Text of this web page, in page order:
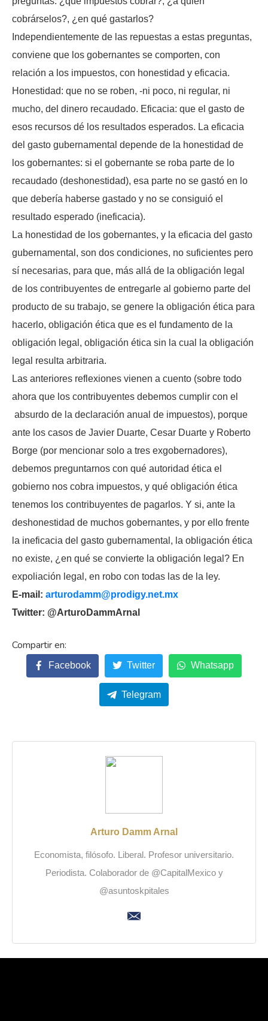
cobrárselos?, ¿en qué gastarlos?
Independientemente de las repuestas a estas preguntas,
conviene que los gobernantes se comporten, con
relación a los impuestos, con honestidad y eficacia.
Honestidad: que no se roben, -ni poco, ni regular, ni
mucho, del dinero recaudado. Eficacia: que el gasto de
esos recursos dé los resultados esperados. La eficacia
del gasto gubernamental depende de la honestidad de
los gobernantes: si el gobernante se roba parte de lo
recaudado (deshonestidad), esa parte no se gastó en lo
que debería haberse gastado y no se consiguió el
resultado esperado (ineficacia).
La honestidad de los gobernantes, y la eficacia del gasto
gubernamental, son dos condiciones, no suficientes pero
sí necesarias, para que, más allá de la obligación legal
de los contribuyentes de entregarle al gobierno parte del
producto de su trabajo, se genere la obligación ética para
hacerlo, obligación ética que es el fundamento de la
obligación legal, obligación ética sin la cual la obligación
legal resulta arbitraria.
Las anteriores reflexiones vienen a cuento (sobre todo
ahora que los contribuyentes debemos cumplir con el
absurdo de la declaración anual de impuestos), porque
ante los casos de Javier Duarte, Cesar Duarte y Roberto
Borge (por mencionar solo a tres exgobernadores),
debemos preguntarnos con qué autoridad ética el
gobierno nos cobra impuestos, y qué obligación ética
tenemos los contribuyentes de pagarlos. Y si, ante la
deshonestidad de muchos gobernantes, y por ello frente
la ineficacia del gasto gubernamental, la obligación ética
no existe, ¿en qué se convierte la obligación legal? En
expoliación legal, en robo con todas las de la ley.
E-mail: arturodamm@prodigy.net.mx
Twitter: @ArturoDammArnal
Facebook Twitter Whatsapp
Telegram
Arturo Damm Arnal
Economista, filósofo. Liberal. Profesor universitario.
Periodista. Colaborador de @CapitalMexico y
@asuntoskpitales